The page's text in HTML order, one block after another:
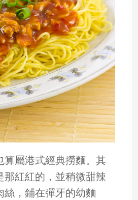
算屬港式經典撈麵。其
那紅紅的，並稍微甜辣
絲，鋪在彈牙的幼麵